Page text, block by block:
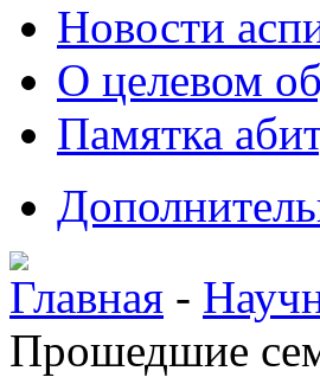
Новости
О целевом
Памятка
Главная -
Прошедшие